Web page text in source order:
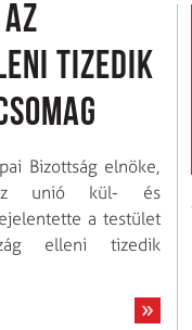
tizedik
Bizottság elnöke,
unió kül- és
a testület
elleni tizedik